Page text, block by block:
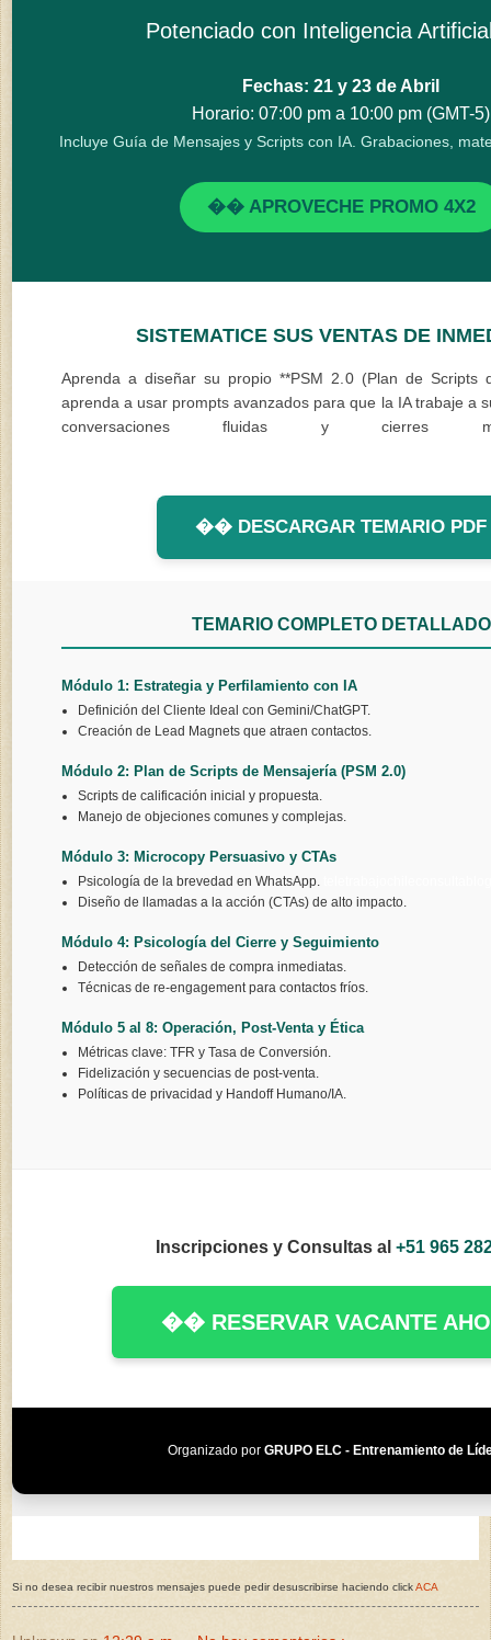
Potenciado con Inteligencia
Fechas: 21 y 23 de Abril
Horario: 07:00 pm a 10:00 pm (GMT-5)
Incluye Guía de Mensajes y Scripts con IA. Grabaciones,
�� APROVECHE PROMO 4X2
SISTEMATICE SUS VENTAS DE
Aprenda a diseñar su propio **PSM 2.0 (Plan de Scripts
aprenda a usar prompts avanzados para que la IA trabaje a
conversaciones fluidas y cierres
�� DESCARGAR TEMARIO PDF
TEMARIO COMPLETO DETALLADO
Módulo 1: Estrategia y Perfilamiento con IA
Definición del Cliente Ideal con Gemini/ChatGPT.
Creación de Lead Magnets que atraen contactos.
Módulo 2: Plan de Scripts de Mensajería (PSM 2.0)
Scripts de calificación inicial y propuesta.
Manejo de objeciones comunes y complejas.
Módulo 3: Microcopy Persuasivo y CTAs
Psicología de la brevedad en WhatsApp.
Diseño de llamadas a la acción (CTAs) de alto impacto.
Módulo 4: Psicología del Cierre y Seguimiento
Detección de señales de compra inmediatas.
Técnicas de re-engagement para contactos fríos.
Módulo 5 al 8: Operación, Post-Venta y Ética
Métricas clave: TFR y Tasa de Conversión.
Fidelización y secuencias de post-venta.
Políticas de privacidad y Handoff Humano/IA.
Inscripciones y Consultas al +51 965
�� RESERVAR VACANTE
Organizado por GRUPO ELC - Entrenamiento de
Si no desea recibir nuestros mensajes puede pedir desuscribirse haciendo clickACA